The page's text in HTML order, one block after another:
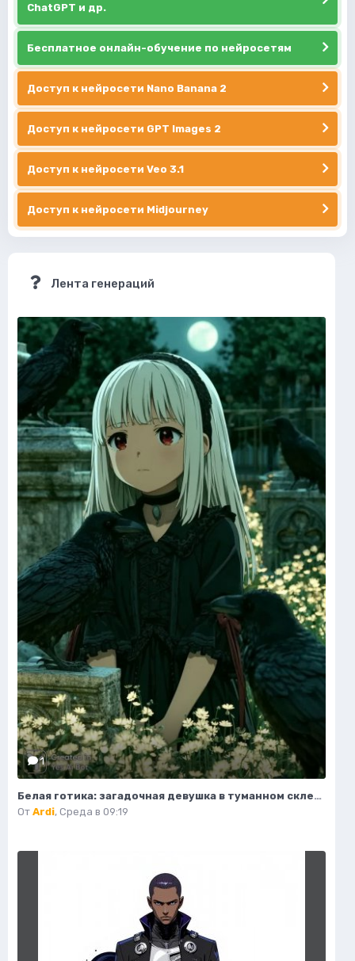
ChatGPT и др.
Бесплатное онлайн-обучение по нейросетям
Доступ к нейросети Nano Banana 2
Доступ к нейросети GPT Images 2
Доступ к нейросети Veo 3.1
Доступ к нейросети Midjourney
Лента генераций
1
Белая готика: загадочная девушка в туманном склепе под полной луной. Нейронная сеть Midjourney
От Ardi, Среда в 09:19